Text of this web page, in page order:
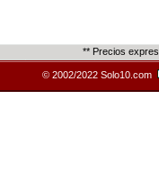
** Precios
© 2002/2022 Solo10.com